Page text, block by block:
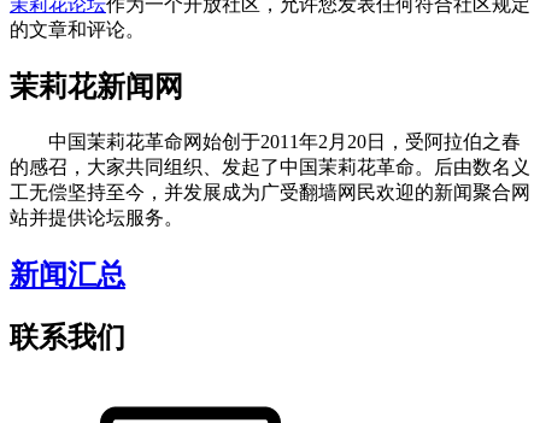
茉莉花论坛作为一个开放社区，允许您发表任何符合社区规定
的文章和评论。
茉莉花新闻网
中国茉莉花革命网始创于2011年2月20日，受阿拉伯之春
的感召，大家共同组织、发起了中国茉莉花革命。后由数名义
工无偿坚持至今，并发展成为广受翻墙网民欢迎的新闻聚合网
站并提供论坛服务。
新闻汇总
联系我们